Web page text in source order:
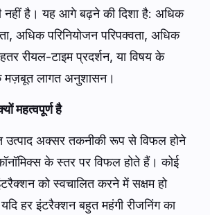
है। यह आगे बढ़ने की दिशा है: अधिक
अधिक परिनियोजन परिपक्वता, अधिक
रीयल-टाइम प्रदर्शन, या विषय के
मज़बूत लागत अनुशासन।
महत्वपूर्ण है
उत्पाद अक्सर तकनीकी रूप से विफल होने
के स्तर पर विफल होते हैं। कोई
को स्वचालित करने में सक्षम हो
हर इंटरैक्शन बहुत महंगी रीजनिंग का